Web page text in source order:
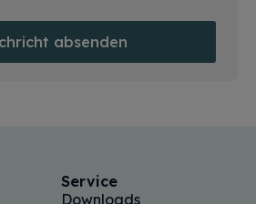
absenden
Service
Downloads